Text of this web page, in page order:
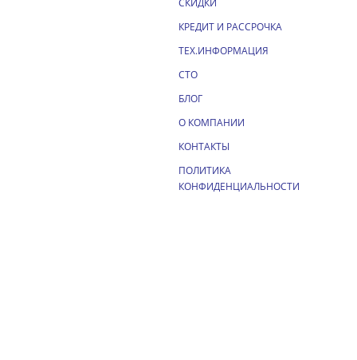
СКИДКИ
КРЕДИТ И РАССРОЧКА
ТЕХ.ИНФОРМАЦИЯ
СТО
БЛОГ
О КОМПАНИИ
КОНТАКТЫ
ПОЛИТИКА
КОНФИДЕНЦИАЛЬНОСТИ